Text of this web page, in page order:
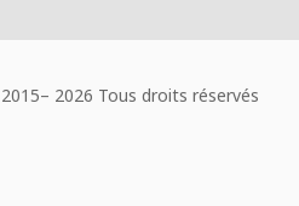
2026 Tous droits réservés